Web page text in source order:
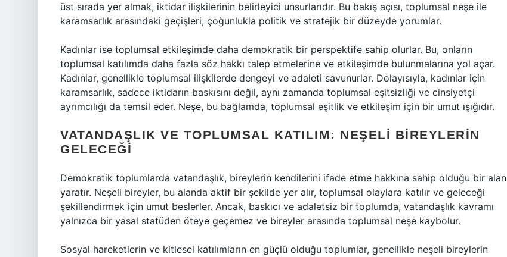
üst sırada yer almak, iktidar ilişkilerinin belirleyici unsurlarıdır. Bu bakış açısı, toplumsal neşe ile
karamsarlık arasındaki geçişleri, çoğunlukla politik ve stratejik bir düzeyde yorumlar.
Kadınlar ise toplumsal etkileşimde daha demokratik bir perspektife sahip olurlar. Bu, onların
toplumsal katılımda daha fazla söz hakkı talep etmelerine ve etkileşimde bulunmalarına yol açar.
Kadınlar, genellikle toplumsal ilişkilerde dengeyi ve adaleti savunurlar. Dolayısıyla, kadınlar için
karamsarlık, sadece iktidarın baskısını değil, aynı zamanda toplumsal eşitsizliği ve cinsiyetçi
ayrımcılığı da temsil eder. Neşe, bu bağlamda, toplumsal eşitlik ve etkileşim için bir umut ışığıdır.
VATANDAŞLIK VE TOPLUMSAL KATILIM: NEŞELI BIREYLERIN
GELECEĞI
Demokratik toplumlarda vatandaşlık, bireylerin kendilerini ifade etme hakkına sahip olduğu bir alan
yaratır. Neşeli bireyler, bu alanda aktif bir şekilde yer alır, toplumsal olaylara katılır ve geleceği
şekillendirmek için umut beslerler. Ancak, baskıcı ve adaletsiz bir toplumda, vatandaşlık kavramı
yalnızca bir yasal statüden öteye geçemez ve bireyler arasında toplumsal neşe kaybolur.
Sosyal hareketlerin ve kitlesel katılımların en güçlü olduğu toplumlar, genellikle neşeli bireylerin